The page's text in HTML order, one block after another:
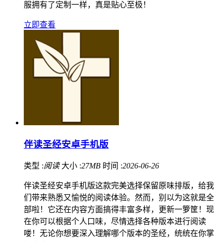
服拥有了定制一样，真是贴心至极！
立即查看
伴读圣经安卓手机版
类型 :阅读 大小 :27MB 时间 :2026-06-26
伴读圣经安卓手机版这款完美选择保留原味排版，给我
们带来熟悉又愉悦的阅读体验。然而，别以为这就是全
部啦！它还在内容方面搞得丰富多样，更新一箩筐！现
在你可以根据个人口味，尽情选择各种版本进行阅读
喽！无论你想要深入理解哪个版本的圣经，统统在你掌